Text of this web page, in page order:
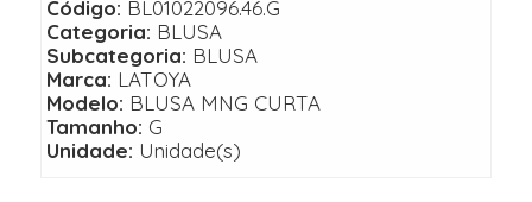
Código: BL01022096.46.G
Categoria: BLUSA
Subcategoria: BLUSA
Marca: LATOYA
Modelo: BLUSA MNG CURTA
Tamanho: G
Unidade: Unidade(s)